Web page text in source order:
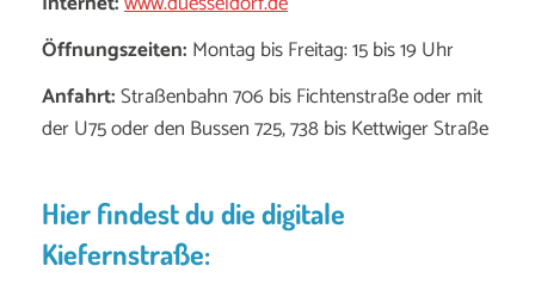
Öffnungszeiten: Montag bis Freitag: 15 bis 19 Uhr
Anfahrt:Straßenbahn 706 bis Fichtenstraße oder mit
der U75 oder den Bussen 725, 738 bis Kettwiger Straße
Hier findest du die digitale
Kiefernstraße: